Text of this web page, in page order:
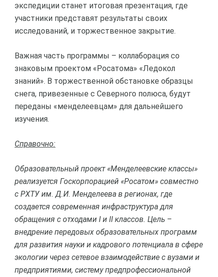
экспедиции станет итоговая презентация, где
участники представят результаты своих
исследований, и торжественное закрытие.
Важная часть программы – коллаборация со
знаковым проектом «Росатома» «Ледокол
знаний». В торжественной обстановке образцы
снега, привезенные с Северного полюса, будут
переданы «менделеевцам» для дальнейшего
изучения.
Справочно:
Образовательный проект «Менделеевские классы»
реализуется Госкорпорацией «Росатом» совместно
с РХТУ им. Д.И. Менделеева в регионах, где
создается современная инфраструктура для
обращения с отходами I и II классов. Цель –
внедрение передовых образовательных программ
для развития науки и кадрового потенциала в сфере
экологии через сетевое взаимодействие с вузами и
предприятиями, систему предпрофессиональной